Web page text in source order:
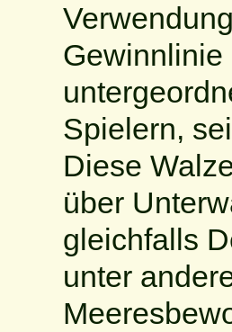
Gewinnlinie
Spielern,
Diese
über
gleichfalls
unter